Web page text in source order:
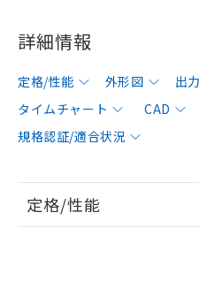
詳細情報
定格/性能 外形図 出
タイムチャート
CAD
規格認証/適合状況
定格/性能